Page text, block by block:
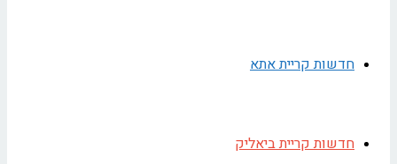
חדשות קריית אתא
חדשות קריית ביאליק